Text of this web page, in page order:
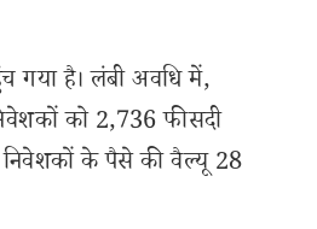
गया है। लंबी अवधि में,
को 2,736 फीसदी
निवेशकों के पैसे की वैल्यू 28